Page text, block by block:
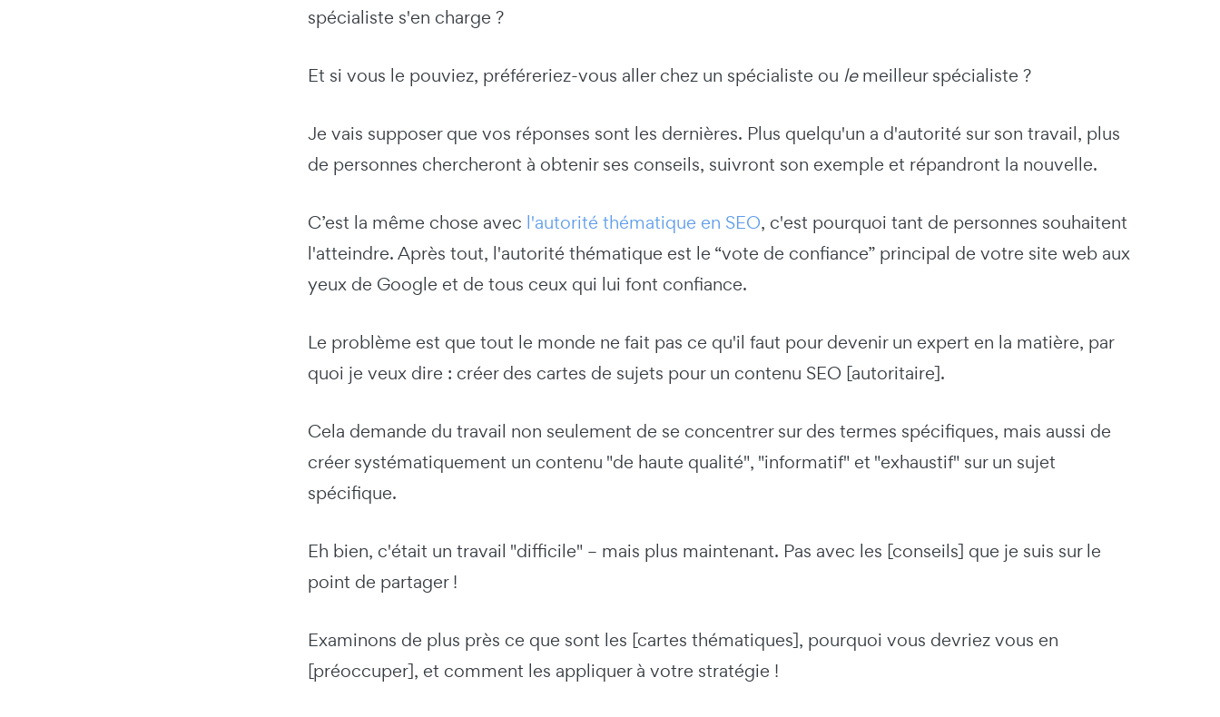
spécialiste s'en charge ?
Et si vous le pouviez, préféreriez-vous aller chez un spécialiste ou lemeilleur spécialiste ?
Je vais supposer que vos réponses sont les dernières. Plus quelqu'un a d'autorité sur son travail, plus
de personnes chercheront à obtenir ses conseils, suivront son exemple et répandront la nouvelle.
C’est la même chose avec l'autorité thématique en SEO, c'est pourquoi tant de personnes souhaitent
l'atteindre. Après tout, l'autorité thématique est le “vote de confiance” principal de votre site web aux
yeux de Google et de tous ceux qui lui font confiance.
Le problème est que tout le monde ne fait pas ce qu'il faut pour devenir un expert en la matière, par
quoi je veux dire : créer des cartes de sujets pour un contenu SEO [autoritaire].
Cela demande du travail non seulement de se concentrer sur des termes spécifiques, mais aussi de
créer systématiquement un contenu "de haute qualité", "informatif" et "exhaustif" sur un sujet
spécifique.
Eh bien, c'était un travail "difficile" – mais plus maintenant. Pas avec les [conseils] que je suis sur le
point de partager !
Examinons de plus près ce que sont les [cartes thématiques], pourquoi vous devriez vous en
[préoccuper], et comment les appliquer à votre stratégie !